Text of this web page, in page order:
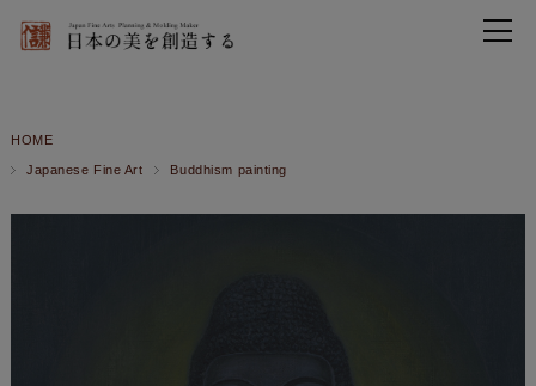
HOME
Japanese Fine Art Buddhism painting